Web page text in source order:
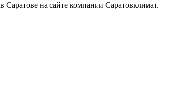
Саратове на сайте компании Саратовклимат.